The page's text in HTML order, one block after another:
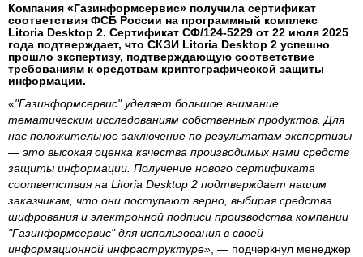
Компания «Газинформсервис» получила сертификат
соответствия ФСБ России на программный комплекс
Litoria Desktop 2. Сертификат СФ/124-5229 от 22 июля 2025
года подтверждает, что СКЗИ Litoria Desktop 2 успешно
прошло экспертизу, подтверждающую соответствие
требованиям к средствам криптографической защиты
информации.
«"Газинформсервис" уделяет большое внимание
тематическим исследованиям собственных продуктов. Для
нас положительное заключение по результатам экспертизы
— это высокая оценка качества производимых нами средств
защиты информации. Получение нового сертификата
соответствия на Litoria Desktop 2 подтверждает нашим
заказчикам, что они поступают верно, выбирая средства
шифрования и электронной подписи производства компании
"Газинформсервис" для использования в своей
информационной инфраструктуре» , — подчеркнул менеджер